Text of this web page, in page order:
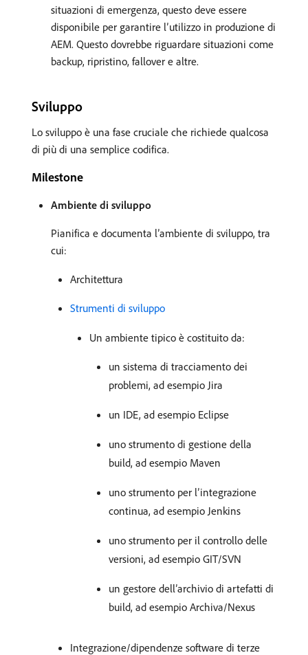
situazioni di emergenza, questo deve essere
disponibile per garantire l’utilizzo in produzione di
AEM. Questo dovrebbe riguardare situazioni come
backup, ripristino, fallover e altre.
Sviluppo
Lo sviluppo è una fase cruciale che richiede qualcosa
di più di una semplice codifica.
Milestone
Ambiente di sviluppo
Pianifica e documenta l’ambiente di sviluppo, tra
cui:
Architettura
Strumenti di sviluppo
Un ambiente tipico è costituito da:
un sistema di tracciamento dei
problemi, ad esempio Jira
un IDE, ad esempio Eclipse
uno strumento di gestione della
build, ad esempio Maven
uno strumento per l’integrazione
continua, ad esempio Jenkins
uno strumento per il controllo delle
versioni, ad esempio GIT/SVN
un gestore dell’archivio di artefatti di
build, ad esempio Archiva/Nexus
Integrazione/dipendenze software di terze